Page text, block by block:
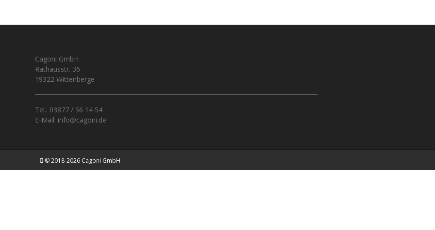
Cagoni GmbH
Rathausstr. 36
19322 Wittenberge
Tel.: 03877 / 56 14 54
E-Mail: info@cagoni.de
© 2018-2026 Cagoni GmbH